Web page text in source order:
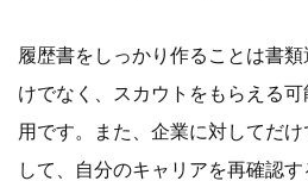
履歴書をしっかり作ることは書
けでなく、スカウトをもらえる
用です。また、企業に対してだ
して、自分のキャリアを再確認